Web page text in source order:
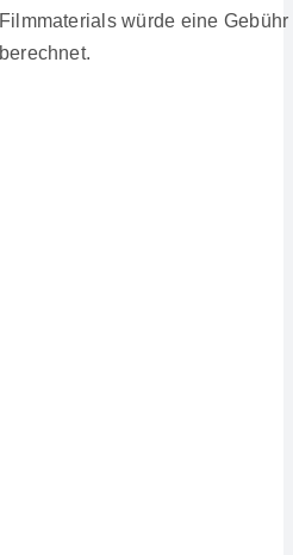
Filmmaterials würde eine
berechnet.